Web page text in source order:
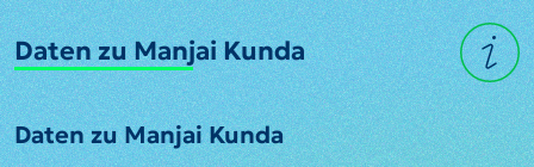
Daten zu Manjai Kunda
Daten zu Manjai Kunda